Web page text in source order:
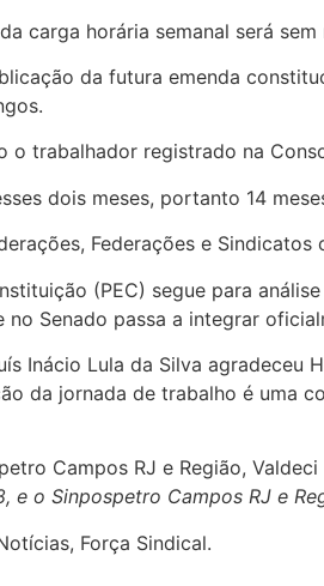
carga horária semanal será
da futura emenda
o trabalhador registrado na
dois meses, portanto 14
Federações e
(PEC) segue para
no Senado passa a integrar
Inácio Lula da Silva
da jornada de trabalho é uma
Campos RJ e Região,
e o Sinpospetro Campos RJ e
Força Sindical.